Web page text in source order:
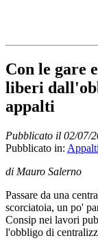
Con le gare
liberi
appalti
Pubblicato il 02/07/
Pubblicato in: Appalti
di Mauro Salerno
Passare da una
scorciatoia, un po'
Consip nei lavori
l'obbligo di